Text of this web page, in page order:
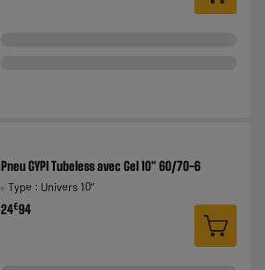
Pneu GYPI Tubeless avec Gel 10" 60/70-6
Type : Univers 10"
24€94